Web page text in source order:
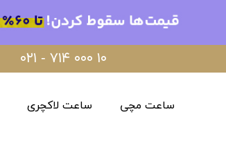
۰۲۱ - ۷۱۴ ۰۰۰ ۱۰
ساعت مچی ساعت لاکچری